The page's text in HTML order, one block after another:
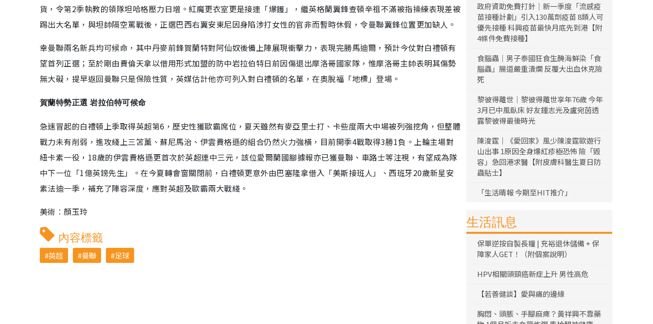
貨，令第2季執教的領隊坦哈格壓力日增。紅魔更衣室更是接連「爆鑊」，繼英格蘭翼鋒查頓辛祖不滿被指操練表現差被
踢出大名單，與坦帥隔空罵戰後，正選巴西右翼安東尼因身陷涉打女性的官非而暫時休假，令曼聯翼鋒位置更加缺人。
幸曼聯兩名新兵均可候命，其中丹麥前鋒賀蘭特對阿仙奴後備上陣展現衝擊力，表現完勝馬迪爾，預計今仗對白禮頓有
望首列正選；至於剛由費倫天拿以借用形式加盟的防中岩拉伯特日前因傷退出摩洛哥國家隊，惟摩洛哥主帥表明其傷勢
無大礙，提早返回曼聯只是保險性質，英媒估計他亦可列入對白禮頓的名單，在奧脫福「地標」登場。
賀蘭特勢正選 岩拉伯特可候命
急速冒起的白禮頓上季取得英超第6，歷史性獲歐霸席位，夏天雖然有麥亞里士打、卡些度兩大中場被列強挖角，但整體
戰力未有削弱，進攻綫上三笘薰、蘇尼馬治、伊雲費格遜的組合仍然火力強橫，目前開季4戰取得3勝1負。上輪主場對
紐卡素一役，18歲的伊雲費格遜更首次於英超連中三元，該位愛爾蘭國腳據報亦已獲曼聯、車路士等注視，有望成為隊
中下一位「1億英鎊先生」。在今夏轉會窗關閉前，白禮頓更意外由巴塞隆拿借入「美斯接班人」、西班牙20歲新星安
素法迪一季，補充了陣容深度，應對英超及歐霸兩大戰綫。
美術︰顏玉玲
內容標籤
英超 曼聯 足球
政府資助免費打針｜新一季度「流感疫
苗接種計劃」引入130萬劑疫苗 8類人可
優先接種 科興疫苗最快月底先到港【附
4條件免費接種】
食腦蟲｜男子泰國狂食生醃海鮮染「食
腦蟲」腸道嚴重潰爛 反覆大出血休克險
死
黎彼得離世｜黎彼得離世享年76歲 今年
3月已中風臥床 好友鍾志光及盧宛茵透
露黎彼得最後時光
陳浚霆｜《愛回家》風少陳浚霆歐遊行
山出事 1原因全身爆紅疹極恐怖 險「毀
容」急回港求醫【附皮膚科醫生夏日防
蟲貼士】
「生活晴報 今期至HIT推介」
生活訊息
保單逆按自製長糧 | 充裕退休儲備 + 保
障家人GET！（附個案說明）
HPV相關頭頸癌新症上升 男性高危
【若善健談】愛與痛的邊緣
胸悶、頭脹、手腳麻痺？黃祥興不靠藥